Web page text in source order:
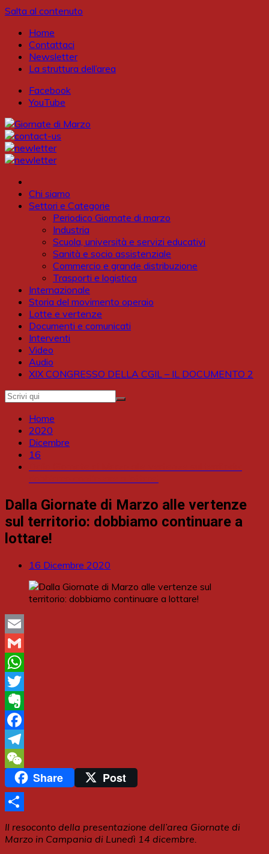
Salta al contenuto
Home
Contattaci
Newsletter
La struttura dell’area
Facebook
YouTube
Chi siamo
Settori e Categorie
Periodico Giornate di marzo
Industria
Scuola, università e servizi educativi
Sanità e socio assistenziale
Commercio e grande distribuzione
Trasporti e logistica
Internazionale
Storia del movimento operaio
Lotte e vertenze
Documenti e comunicati
Interventi
Video
Audio
XIX CONGRESSO DELLA CGIL – IL DOCUMENTO 2
Home
2020
Dicembre
16
Dalla Giornate di Marzo alle vertenze
sul territorio: dobbiamo continuare a
lottare!
16 Dicembre 2020
Email
Gmail
WhatsApp
Twitter
Evernote
Facebook
Telegram
WeChatShare Post
Share
Il resoconto della presentazione dell’area Giornate di
Marzo in Campania di Lunedì 14 dicembre.